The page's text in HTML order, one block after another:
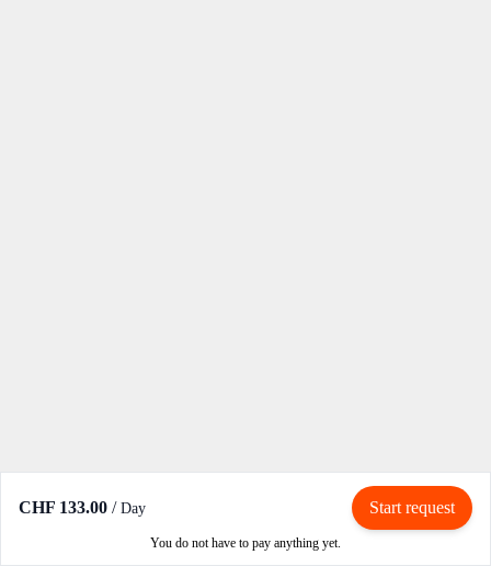
CHF 133.00 / Day Start request
You do not have to pay anything yet.